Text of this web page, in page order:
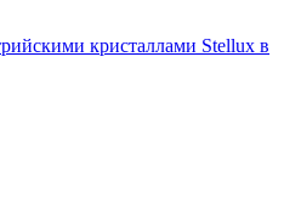
кристаллами Stellux в